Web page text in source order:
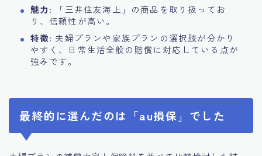
魅力: 「三井住友海上」の商品を取り扱ってお
り、信頼性が高い。
特徴: 夫婦プランや家族プランの選択肢が分かり
やすく、日常生活全般の賠償に対応している点が
強みです。
最終的に選んだのは「au損保」でした